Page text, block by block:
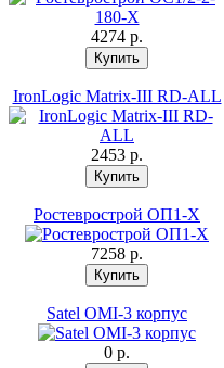
4274 p.
IronLogic Matrix-III RD-ALL
2453 p.
Ростеврострой ОП1-Х
7258 p.
Satel OMI-3 корпус
0 p.